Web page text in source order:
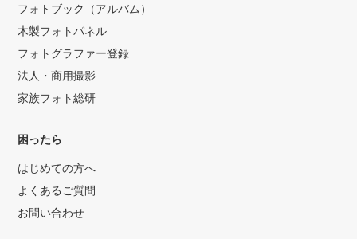
フォトブック（アルバム）
木製フォトパネル
フォトグラファー登録
法人・商用撮影
家族フォト総研
困ったら
はじめての方へ
よくあるご質問
お問い合わせ